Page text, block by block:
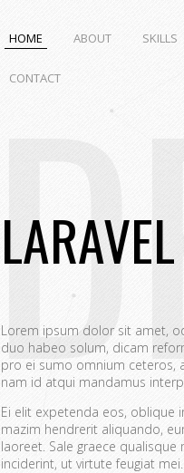
HOME ABOUT SKILLS
CONTACT
Lorem ipsum dolor sit amet,
duo habeo solum, dicam
pro ei sumo omnium ceteros,
nam id atqui mandamus
Ei elit expetenda eos, oblique
mazim hendrerit aliquando,
laoreet. Sale graece
inciderint, ut virtute feugiat mei.